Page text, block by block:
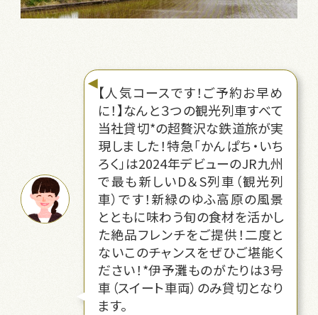
【人気コースです！ご予約お早め
に！】なんと３つの観光列車すべて
当社貸切*の超贅沢な鉄道旅が実
現しました！特急「かんぱち・いち
ろく」は2024年デビューのJR九州
で最も新しいD＆S列車（観光列
車）です！新緑のゆふ高原の風景
とともに味わう旬の食材を活かし
た絶品フレンチをご提供！二度と
ないこのチャンスをぜひご堪能く
ださい！*伊予灘ものがたりは3号
車（スイート車両）のみ貸切となり
ます。